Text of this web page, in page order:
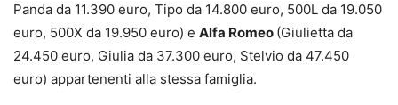
Panda da 11.390 euro, Tipo da 14.800 euro, 500L da 19.050
euro, 500X da 19.950 euro) e Alfa Romeo (Giulietta da
24.450 euro, Giulia da 37.300 euro, Stelvio da 47.450
euro) appartenenti alla stessa famiglia.